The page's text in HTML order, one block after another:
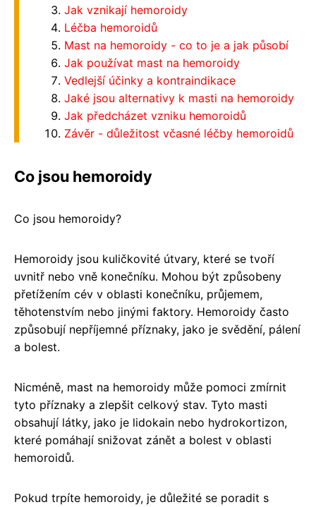
Jak vznikají hemoroidy
Léčba hemoroidů
Mast na hemoroidy - co to je a jak působí
Jak používat mast na hemoroidy
Vedlejší účinky a kontraindikace
Jaké jsou alternativy k masti na hemoroidy
Jak předcházet vzniku hemoroidů
Závěr - důležitost včasné léčby hemoroidů
Co jsou hemoroidy
Co jsou hemoroidy?
Hemoroidy jsou kuličkovité útvary, které se tvoří
uvnitř nebo vně konečníku. Mohou být způsobeny
přetížením cév v oblasti konečníku, průjemem,
těhotenstvím nebo jinými faktory. Hemoroidy často
způsobují nepříjemné příznaky, jako je svědění, pálení
a bolest.
Nicméně, mast na hemoroidy může pomoci zmírnit
tyto příznaky a zlepšit celkový stav. Tyto masti
obsahují látky, jako je lidokain nebo hydrokortizon,
které pomáhají snižovat zánět a bolest v oblasti
hemoroidů.
Pokud trpíte hemoroidy, je důležité se poradit s